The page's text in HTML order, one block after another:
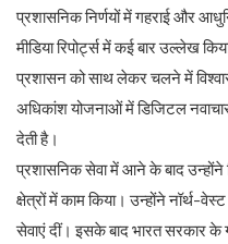
प्रशासनिक निर्णयों में गहराई और
मीडिया रिपोर्ट्स में कई बार उल्लेख
प्रशासन को साथ लेकर चलने में
अधिकांश योजनाओं में डिजिटल
देती है।
प्रशासनिक सेवा में आने के बाद
क्षेत्रों में काम किया। उन्होंने नॉर्थ-
सेवाएं दीं। इसके बाद भारत सरकार